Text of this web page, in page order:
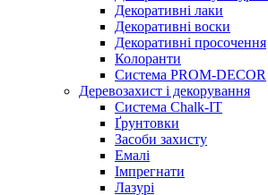
Декоративні лаки
Декоративні воски
Декоративні просочення
Колоранти
Система PROM-DECOR
Деревозахист і декорування
Система Chalk-IT
Ґрунтовки
Засоби захисту
Емалі
Імпрегнати
Лазурі